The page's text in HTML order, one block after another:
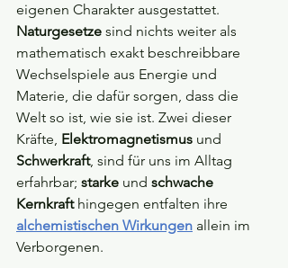
eigenen Charakter ausgestattet.
Naturgesetze sind nichts weiter als
mathematisch exakt beschreibbare
Wechselspiele aus Energie und
Materie, die dafür sorgen, dass die
Welt so ist, wie sie ist. Zwei dieser
Kräfte, Elektromagnetismus und
Schwerkraft, sind für uns im Alltag
erfahrbar; starke und schwache
Kernkraft hingegen entfalten ihre
alchemistischen Wirkungen allein im
Verborgenen.